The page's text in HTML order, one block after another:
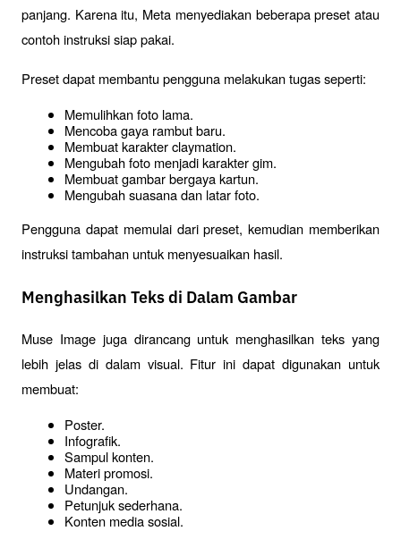
panjang. Karena itu, Meta menyediakan beberapa preset atau
contoh instruksi siap pakai.
Preset dapat membantu pengguna melakukan tugas seperti:
Memulihkan foto lama.
Mencoba gaya rambut baru.
Membuat karakter claymation.
Mengubah foto menjadi karakter gim.
Membuat gambar bergaya kartun.
Mengubah suasana dan latar foto.
Pengguna dapat memulai dari preset, kemudian memberikan
instruksi tambahan untuk menyesuaikan hasil.
Menghasilkan Teks di Dalam Gambar
Muse Image juga dirancang untuk menghasilkan teks yang
lebih jelas di dalam visual. Fitur ini dapat digunakan untuk
membuat:
Poster.
Infografik.
Sampul konten.
Materi promosi.
Undangan.
Petunjuk sederhana.
Konten media sosial.